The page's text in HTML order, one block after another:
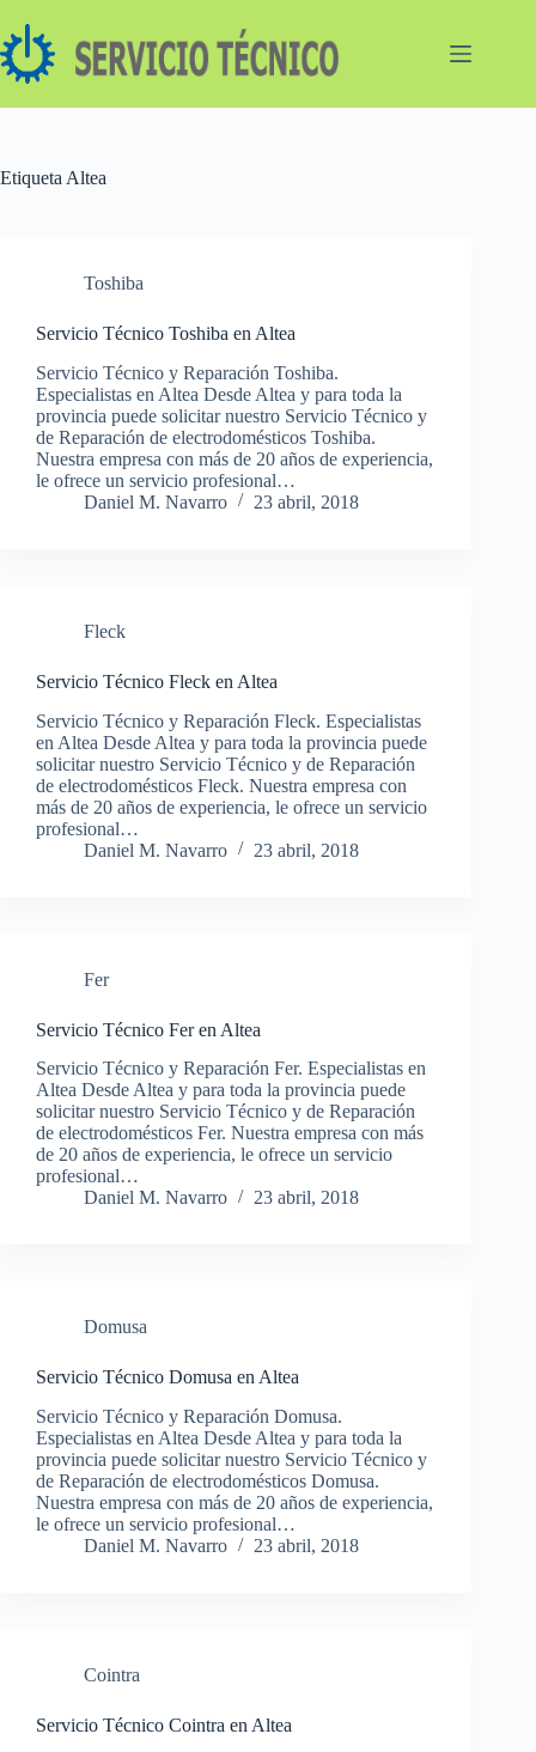
al
contenido
Etiqueta Altea
Toshiba
Servicio Técnico Toshiba en Altea
Servicio Técnico y Reparación Toshiba.
Especialistas en Altea Desde Altea y para toda la
provincia puede solicitar nuestro Servicio Técnico y
de Reparación de electrodomésticos Toshiba.
Nuestra empresa con más de 20 años de experiencia,
le ofrece un servicio profesional…
Daniel M. Navarro
23 abril, 2018
Fleck
Servicio Técnico Fleck en Altea
Servicio Técnico y Reparación Fleck. Especialistas
en Altea Desde Altea y para toda la provincia puede
solicitar nuestro Servicio Técnico y de Reparación
de electrodomésticos Fleck. Nuestra empresa con
más de 20 años de experiencia, le ofrece un servicio
profesional…
Daniel M. Navarro
23 abril, 2018
Fer
Servicio Técnico Fer en Altea
Servicio Técnico y Reparación Fer. Especialistas en
Altea Desde Altea y para toda la provincia puede
solicitar nuestro Servicio Técnico y de Reparación
de electrodomésticos Fer. Nuestra empresa con más
de 20 años de experiencia, le ofrece un servicio
profesional…
Daniel M. Navarro
23 abril, 2018
Domusa
Servicio Técnico Domusa en Altea
Servicio Técnico y Reparación Domusa.
Especialistas en Altea Desde Altea y para toda la
provincia puede solicitar nuestro Servicio Técnico y
de Reparación de electrodomésticos Domusa.
Nuestra empresa con más de 20 años de experiencia,
le ofrece un servicio profesional…
Daniel M. Navarro
23 abril, 2018
Cointra
Servicio Técnico Cointra en Altea